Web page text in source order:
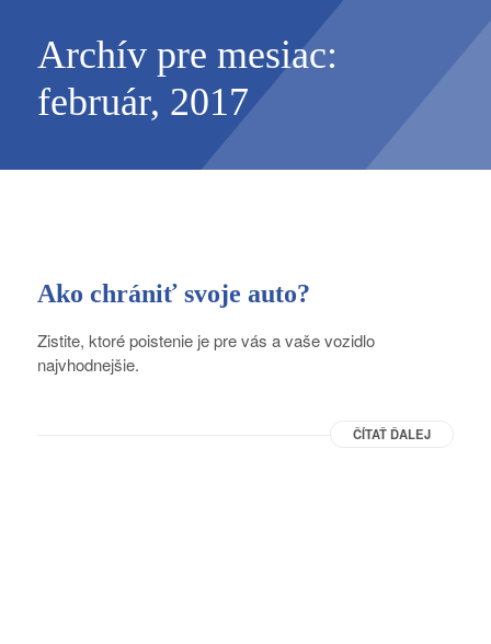
Archív pre mesiac:
február, 2017
Ako chrániť svoje auto?
Zistite, ktoré poistenie je pre vás a vaše vozidlo
najvhodnejšie.
ČÍTAŤ ĎALEJ